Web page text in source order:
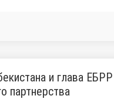
и глава
партнерства